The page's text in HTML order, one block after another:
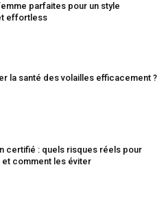
parfaites pour un style
effortless
la santé des volailles efficacement ?
certifié : quels risques réels pour
comment les éviter